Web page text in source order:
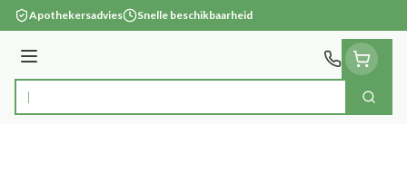
Ga naar de inhoud
Apothekersadvies Snelle beschikbaarheid
Menu
Product, merk, categorie... Zoek